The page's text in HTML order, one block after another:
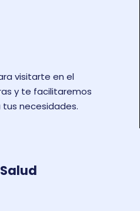
visitarte en el
y te facilitaremos
necesidades.